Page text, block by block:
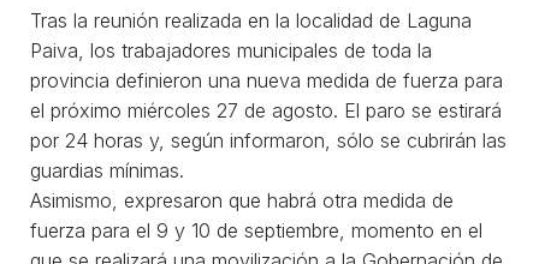
Tras la reunión realizada en la localidad de Laguna
Paiva, los trabajadores municipales de toda la
provincia definieron una nueva medida de fuerza para
el próximo miércoles 27 de agosto. El paro se estirará
por 24 horas y, según informaron, sólo se cubrirán las
guardias mínimas.
Asimismo, expresaron que habrá otra medida de
fuerza para el 9 y 10 de septiembre, momento en el